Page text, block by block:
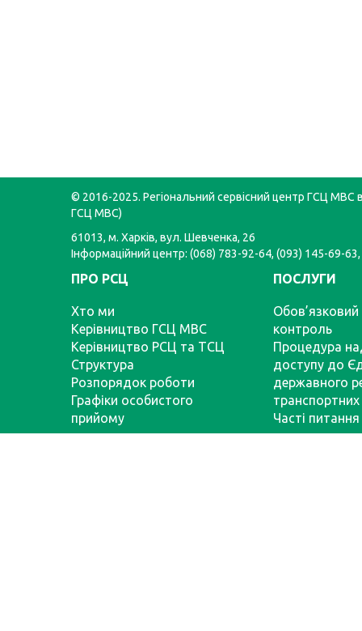
© 2016-2025. Регіональний сервісний центр ГСЦ МВС в
ГСЦ МВС)
61013, м. Харків, вул. Шевченка, 26
Інформаційний центр: (068) 783-92-64, (093) 145-69-
ПРО РСЦ
Хто ми
Керівництво ГСЦ МВС
Керівництво РСЦ та ТСЦ
Структура
Розпорядок роботи
Графіки особистого
прийому
ПОСЛУГИ
Обов’язковий
контроль
Процедура
доступу до
державного
транспортних
Часті питання